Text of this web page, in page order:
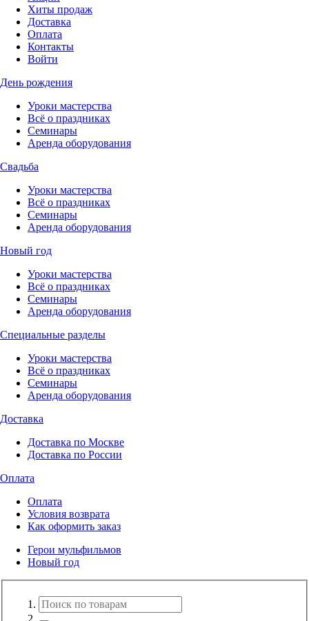
Хиты продаж
Доставка
Оплата
Контакты
Войти
День рождения
Уроки мастерства
Всё о праздниках
Семинары
Аренда оборудования
Свадьба
Уроки мастерства
Всё о праздниках
Семинары
Аренда оборудования
Новый год
Уроки мастерства
Всё о праздниках
Семинары
Аренда оборудования
Специальные разделы
Уроки мастерства
Всё о праздниках
Семинары
Аренда оборудования
Доставка
Доставка по Москве
Доставка по России
Оплата
Оплата
Условия возврата
Как оформить заказ
Герои мульфильмов
Новый год